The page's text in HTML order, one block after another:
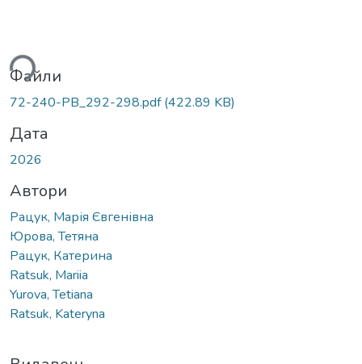
Файли
72-240-PB_292-298.pdf(422.89 KB)
Дата
2026
Автори
Рацук, Марія Євгенівна
Юрова, Тетяна
Рацук, Катерина
Ratsuk, Mariia
Yurova, Tetiana
Ratsuk, Kateryna